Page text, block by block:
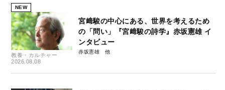
NEW
教養・カルチャー
2026.08.08
宮﨑駿の中心にある、世界を考えるため
の「問い」『宮﨑駿の詩学』赤坂憲雄 イ
ンタビュー
赤坂憲雄